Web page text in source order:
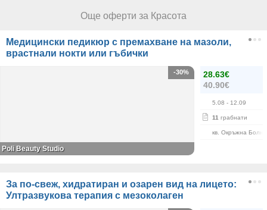
Още оферти за Красота
Медицински педикюр с премахване на мазоли,
врастнали нокти или гъбички
28.63€
40.90€
5.08 - 12.09
11 грабнати
кв. Окръжна
-30%
Poli Beauty Studio
За по-свеж, хидратиран и озарен вид на лицето:
Ултразвукова терапия с мезоколаген